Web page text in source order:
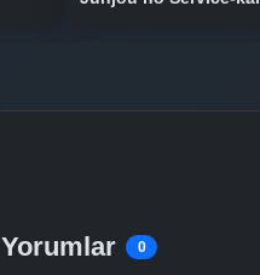
Yorumlar 0